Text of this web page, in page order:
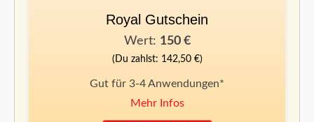
Royal Gutschein
Wert: 150 €
(Du zahlst: 142,50 €)
Gut für 3-4 Anwendungen*
Mehr Infos